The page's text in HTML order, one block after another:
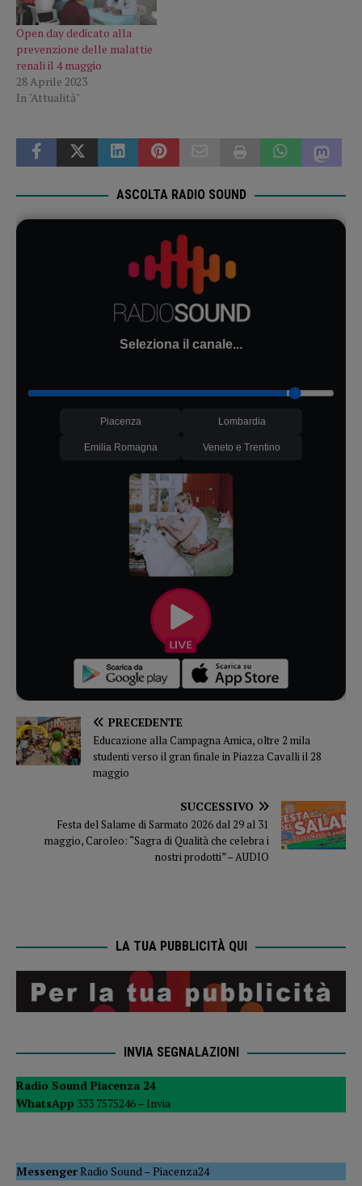
Open day dedicato alla
prevenzione delle malattie
renali il 4 maggio
28 Aprile 2023
In "Attualità"
ASCOLTA RADIO SOUND
Seleziona il canale...
Piacenza Lombardia
Emilia Romagna Veneto e Trentino
PRECEDENTE
Educazione alla Campagna Amica, oltre 2 mila
studenti verso il gran finale in Piazza Cavalli il 28
maggio
SUCCESSIVO
Festa del Salame di Sarmato 2026 dal 29 al 31
maggio, Caroleo: “Sagra di Qualità che celebra i
nostri prodotti” – AUDIO
LA TUA PUBBLICITÀ QUI
INVIA SEGNALAZIONI
Radio Sound Piacenza 24
WhatsApp 333 7575246 – Invia
MessengerRadio Sound –Piacenza24